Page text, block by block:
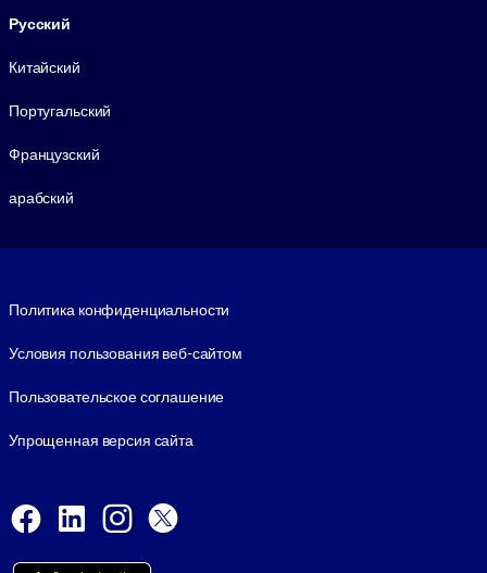
Русский
Китайский
Португальский
Французский
арабский
Политика конфиденциальности
Условия пользования веб-сайтом
Пользовательское соглашение
Упрощенная версия сайта
Facebook
LinkedInInstagram